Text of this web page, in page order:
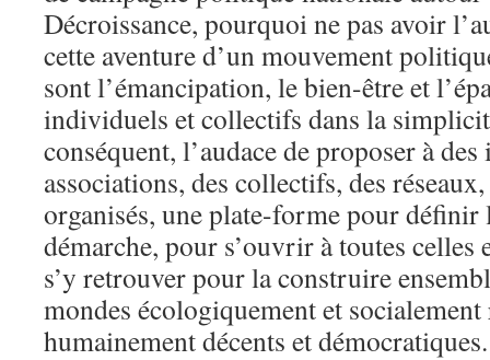
Décroissance, pourquoi ne pas avoir
cette aventure d’un mouvement
sont l’émancipation, le bien-être et
individuels et collectifs dans la
conséquent, l’audace de proposer à
associations, des collectifs, des
organisés, une plate-forme pour définir
démarche, pour s’ouvrir à toutes
s’y retrouver pour la construire
mondes écologiquement et socialement
humainement décents et démocratiques.